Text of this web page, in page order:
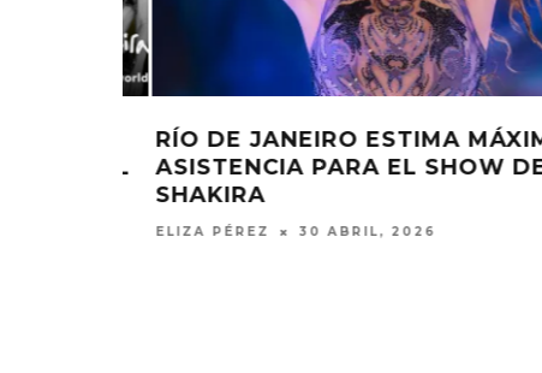
ANITTA Y SHAKIRA CELEBRAN LA
LIBERTAD CON ‘CHOKA CHOKA’
ELIZA PÉREZ